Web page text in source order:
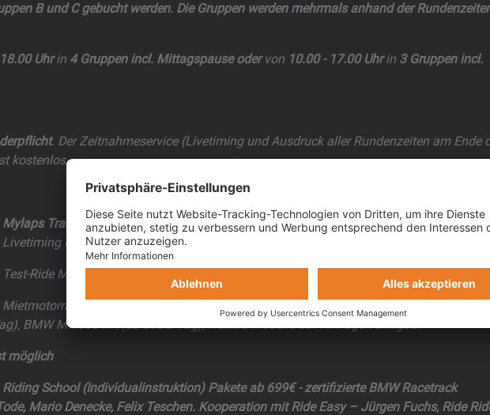
B und C gebucht werden. Die Gruppen werden mehrmals anhand der
Uhrin 4 Gruppen incl. Mittagspause odervon 10.00 - 17.00 Uhrin 3 Gruppen incl.
. Der Zeitnahmeservice (Livetiming und Ausdruck aller Rundenzeiten am Ende
kostenlos.
Transponderzeitnahmemit Livetiming, Gruppenneueinteilung, Trainings- und
unter www.raceresults.de
Test-Ride Motorräder
Mietmotorräder z.B. Aprilia RS 660 (ab 300€/Tag), KTM 990 RC-R (ab 400€/Tag), BMW
BMW M 1000 RR (ab 600€/Tag), weitere Modelle auf Anfrage verfügbar
möglich
School (Individualinstruktion) Pakete ab 699€ - zertifizierte BMW Racetrack
Mario Denecke, Felix Teschen. Kooperation mit Ride Easy – Jürgen Fuchs, Ride